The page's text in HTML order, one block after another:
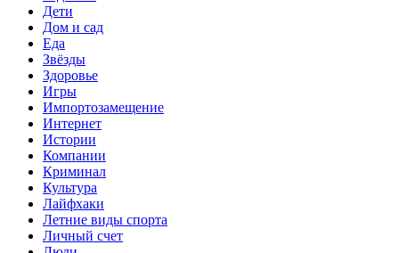
Дети
Дом и сад
Еда
Звёзды
Здоровье
Игры
Импортозамещение
Интернет
Истории
Компании
Криминал
Культура
Лайфхаки
Летние виды спорта
Личный счет